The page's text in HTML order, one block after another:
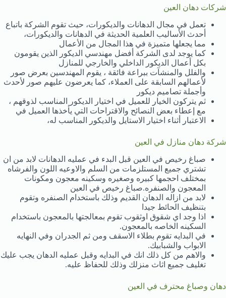
شركات دهان العين
تعمل في مجال الدهانات والديكورات، حيث تقوم الشركة باتباع
أحدث الأساليب العلمية الحديثة في الدهانات والديكورات،
مما يجعلها متميزة في هذا المجال من الأعمال
كما يوجد لدى الشركة أفضل مهندسي الديكور الذين يقومون
بكل أعمال الديكور الداخلي والخارجي للمنازل
والفلل والمنشآت ببراعة فائقة ، يقوم المهندسين بعرض صور
لأعمالهم السابقة على العملاء، كما يعرضون عليهم صور لأحدث
وأجملة تصاميم ديكور
ثم يتركون الخيار للعميل في اختيار الديكور المناسب لذوقهم ،
مع إعطاء بعض النصائح والاقتراحات التي يأخذها العميل في
الاعتبار أثناء اختيار الاستايل والديكور المناسب له،
شركة دهان منازل في العين
صباغ رخيص في العين قبل البدء في عمليه الدهانات لابد من ان
تشتري جميع المستلزمات من السلم والاوعيه اللون والفرشاه
بمختلف احجمها كبيره وصغيره وسكينه معجون ومكونات
المعجون والصنفره.صباغ رخيص في العين
لابد من ازاله الدهان القديم وذلك باستخدام الصنفره وتقوم
بتنظيف الحائط جيدا
اذا وجد اي شقوق اوثقوب تقوم بمعالجتها بالمعجون باستخدام
السكينه الخاصه بالمعجون.
في البدايه تقوم بطلاء الاسقف ومن ثم الجدران وفي النهايه
الابواب والشبابيك.
والاهم من كل ذلك انك في البدايه وقبل عمليه الدهان يجب عليك
تغليف جميع اثاث منزلك وذلك للحفاظ عليه.
دهان وصباغ محترف في العين